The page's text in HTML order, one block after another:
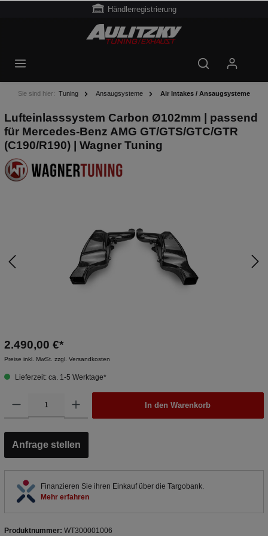
Händlerregistrierung
Sie sind hier: Tuning Ansaugsysteme Air Intakes / Ansaugsysteme
Lufteinlasssystem Carbon Ø102mm | passend
für Mercedes-Benz AMG GT/GTS/GTC/GTR
(C190/R190) | Wagner Tuning
2.490,00 €*
Preise inkl. MwSt. zzgl. Versandkosten
Lieferzeit: ca. 1-5 Werktage*
In den Warenkorb
Anfrage stellen
Finanzieren Sie ihren Einkauf über die Targobank.
Mehr erfahren
Produktnummer: WT300001006